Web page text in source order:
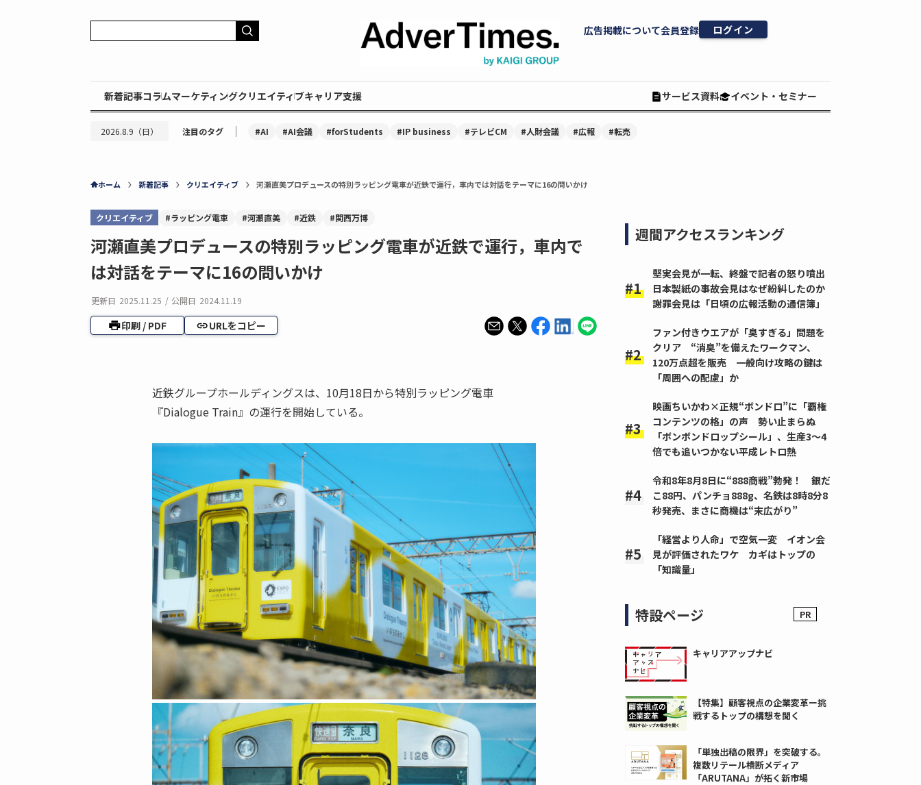
広告掲載について会員登録 ログイン
新着記事コラムマーケティングクリエイティブキャリア支援 サービス資料 イベント・セミナー
2026.8.9（日） 注目のタグ ｜ #AI #AI会議 #forStudents #IP business #テレビCM #人財会議 #広報 #転売
ホーム 新着記事 クリエイティブ 河瀬直美プロデュースの特別ラッピング電車が近鉄で運行，車内では対話をテーマに16の問いかけ
クリエイティブ #ラッピング電車 #河瀬直美 #近鉄 #関西万博
河瀬直美プロデュースの特別ラッピング電車が近鉄で運行，車内で
は対話をテーマに16の問いかけ
更新日 2025.11.25 / 公開日 2024.11.19
印刷 / PDF URLをコピー
近鉄グループホールディングスは、10月18日から特別ラッピング電車
『Dialogue Train』の運行を開始している。
週間アクセスランキング
堅実会見が一転、終盤で記者の怒り噴出
日本製紙の事故会見はなぜ紛糾したのか
謝罪会見は「日頃の広報活動の通信簿」
ファン付きウエアが「臭すぎる」問題を
クリア “消臭”を備えたワークマン、
120万点超を販売 一般向け攻略の鍵は
「周囲への配慮」か
映画ちいかわ×正規“ボンドロ”に「覇権
コンテンツの格」の声 勢い止まらぬ
「ボンボンドロップシール」、生産3～4
倍でも追いつかない平成レトロ熱
令和8年8月8日に“888商戦”勃発！ 銀だ
こ88円、パンチョ888g、名鉄は8時8分8
秒発売、まさに商機は“末広がり”
「経営より人命」で空気一変 イオン会
見が評価されたワケ カギはトップの
「知識量」
特設ページ
キャリアアップナビ
【特集】顧客視点の企業変革ー挑
戦するトップの構想を聞く
「単独出稿の限界」を突破する。
複数リテール横断メディア
「ARUTANA」が拓く新市場